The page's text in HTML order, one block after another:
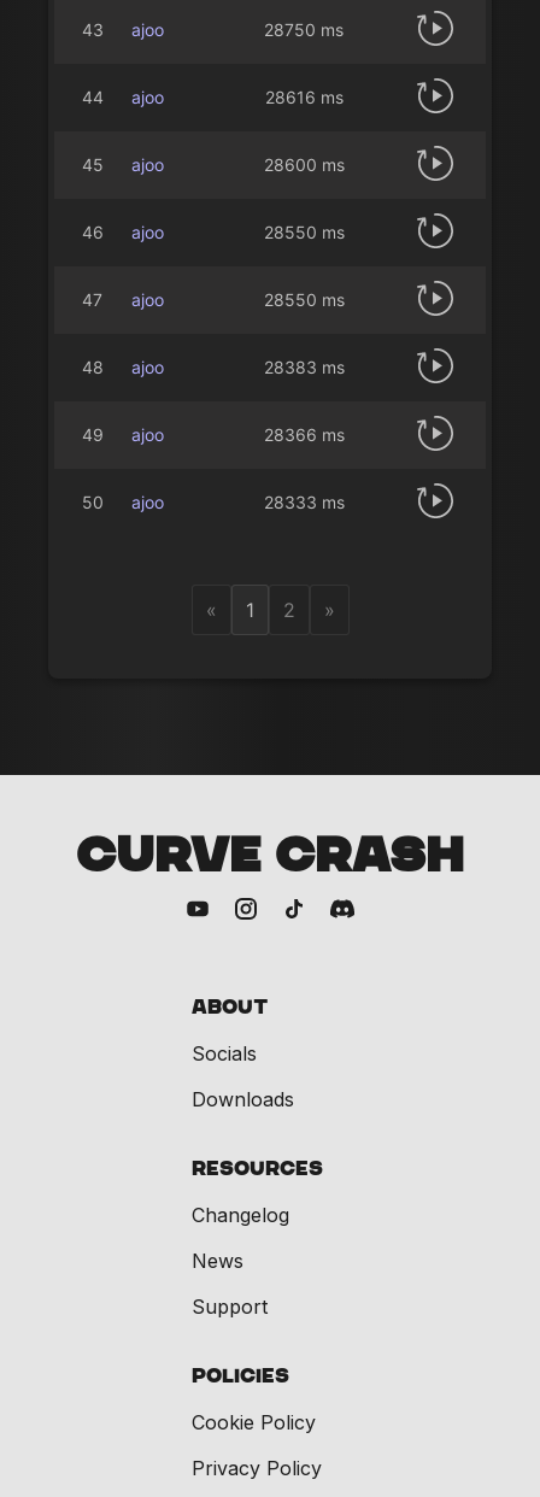
43 ajoo 28750 ms
44 ajoo 28616 ms
45 ajoo 28600 ms
46 ajoo 28550 ms
47 ajoo 28550 ms
48 ajoo 28383 ms
49 ajoo 28366 ms
50 ajoo 28333 ms
« 1 2 »
CURVE CRASH
About
Socials
Downloads
Resources
Changelog
News
Support
Policies
Cookie Policy
Privacy Policy